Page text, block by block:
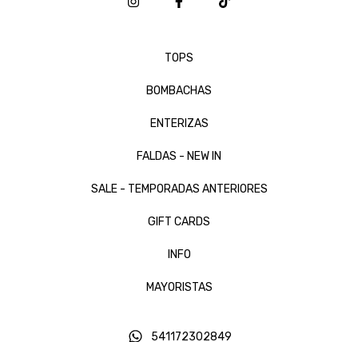
TOPS
BOMBACHAS
ENTERIZAS
FALDAS - NEW IN
SALE - TEMPORADAS ANTERIORES
GIFT CARDS
INFO
MAYORISTAS
541172302849